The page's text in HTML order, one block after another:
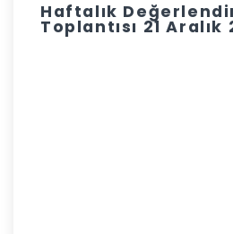
Haftalık
Toplantısı 21 Aralık